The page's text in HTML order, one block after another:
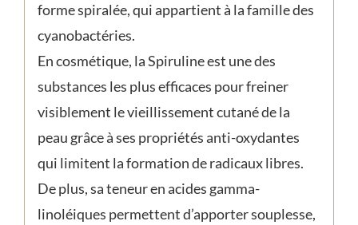
forme spiralée, qui appartient à la famille des
cyanobactéries.
En cosmétique, la Spiruline est une des
substances les plus efficaces pour freiner
visiblement le vieillissement cutané de la
peau grâce à ses propriétés anti-oxydantes
qui limitent la formation de radicaux libres.
De plus, sa teneur en acides gamma-
linoléiques permettent d’apporter souplesse,